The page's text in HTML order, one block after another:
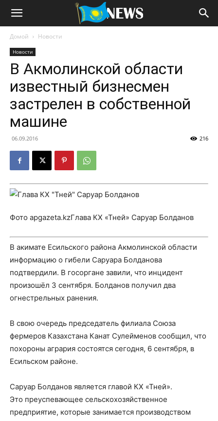
Домой Новости
Новости
В Акмолинской области
известный бизнесмен
застрелен в собственной
машине
06.09.2016 216
Фото apgazeta.kzГлава КХ «Тней» Саруар Болданов
В акимате Есильского района Акмолинской области
информацию о гибели Саруара Болданова
подтвердили. В госоргане завили, что инцидент
произошёл 3 сентября. Болданов получил два
огнестрельных ранения.
В свою очередь председатель филиала Союза
фермеров Казахстана Канат Сулейменов сообщил, что
похороны агрария состоятся сегодня, 6 сентября, в
Есильском районе.
Саруар Болданов является главой КХ «Тней».
Это преуспевающее сельскохозяйственное
предприятие, которые занимается производством